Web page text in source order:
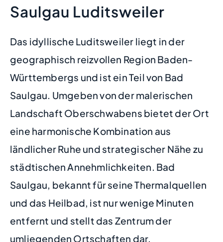
Saulgau Luditsweiler
Das idyllische Luditsweiler liegt in der
geographisch reizvollen Region Baden-
Württembergs und ist ein Teil von Bad
Saulgau. Umgeben von der malerischen
Landschaft Oberschwabens bietet der Ort
eine harmonische Kombination aus
ländlicher Ruhe und strategischer Nähe zu
städtischen Annehmlichkeiten. Bad
Saulgau, bekannt für seine Thermalquellen
und das Heilbad, ist nur wenige Minuten
entfernt und stellt das Zentrum der
umliegenden Ortschaften dar.